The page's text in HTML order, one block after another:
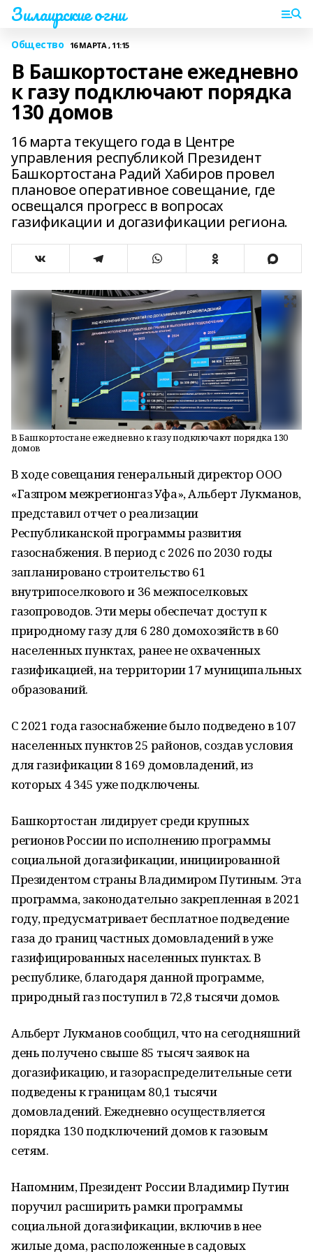
Зилаирские огни
Общество 16 МАРТА , 11:15
В Башкортостане ежедневно
к газу подключают порядка
130 домов
16 марта текущего года в Центре
управления республикой Президент
Башкортостана Радий Хабиров провел
плановое оперативное совещание, где
освещался прогресс в вопросах
газификации и догазификации региона.
В Башкортостане ежедневно к газу подключают порядка 130
домов
В ходе совещания генеральный директор ООО
«Газпром межрегионгаз Уфа», Альберт Лукманов,
представил отчет о реализации
Республиканской программы развития
газоснабжения. В период с 2026 по 2030 годы
запланировано строительство 61
внутрипоселкового и 36 межпоселковых
газопроводов. Эти меры обеспечат доступ к
природному газу для 6 280 домохозяйств в 60
населенных пунктах, ранее не охваченных
газификацией, на территории 17 муниципальных
образований.
С 2021 года газоснабжение было подведено в 107
населенных пунктов 25 районов, создав условия
для газификации 8 169 домовладений, из
которых 4 345 уже подключены.
Башкортостан лидирует среди крупных
регионов России по исполнению программы
социальной догазификации, инициированной
Президентом страны Владимиром Путиным. Эта
программа, законодательно закрепленная в 2021
году, предусматривает бесплатное подведение
газа до границ частных домовладений в уже
газифицированных населенных пунктах. В
республике, благодаря данной программе,
природный газ поступил в 72,8 тысячи домов.
Альберт Лукманов сообщил, что на сегодняшний
день получено свыше 85 тысяч заявок на
догазификацию, и газораспределительные сети
подведены к границам 80,1 тысячи
домовладений. Ежедневно осуществляется
порядка 130 подключений домов к газовым
сетям.
Напомним, Президент России Владимир Путин
поручил расширить рамки программы
социальной догазификации, включив в нее
жилые дома, расположенные в садовых